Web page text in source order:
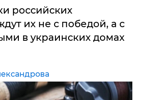
российских
их не с победой, а с
в украинских домах